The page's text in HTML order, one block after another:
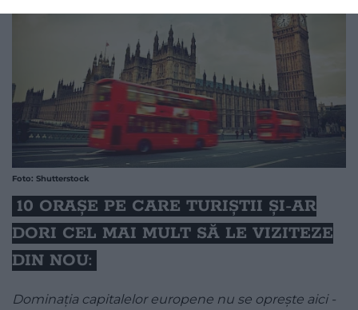
Foto: Shutterstock
​10 ORAȘE PE CARE TURIȘTII ȘI-AR
DORI CEL MAI MULT SĂ LE VIZITEZE
DIN NOU:
Dominația capitalelor europene nu se oprește aici -